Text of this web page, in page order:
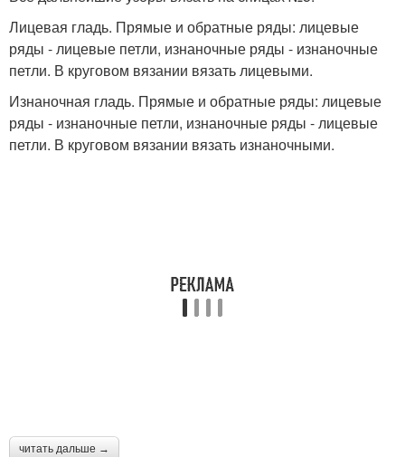
Лицевая гладь. Прямые и обратные ряды: лицевые
ряды - лицевые петли, из­наночные ряды - изнаночные
петли. В кру­говом вязании вязать лицевыми.
Изнаночная гладь. Прямые и обрат­ные ряды: лицевые
ряды - изнаночные пет­ли, изнаночные ряды - лицевые
петли. В круговом вязании вязать изнаночными.
читать дальше →